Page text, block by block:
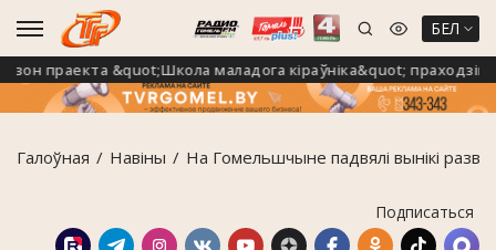
БЕЛ
праекта &quot;Школа маладога кіраўніка&quot; праходзіць
Галоўная Навiны На Гомельшчыне падвялі вынікі
Подписаться